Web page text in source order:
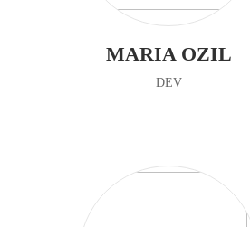
MARIA OZIL
DEV